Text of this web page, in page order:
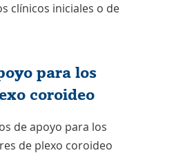
clínicos iniciales o de
para los
coroideo
de apoyo para los
de plexo coroideo